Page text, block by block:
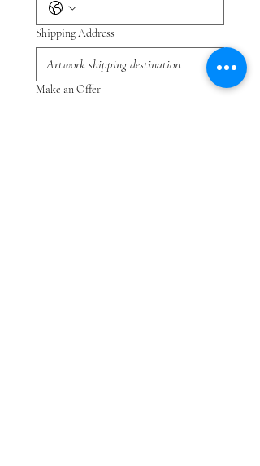
Shipping Address
Make an Offer